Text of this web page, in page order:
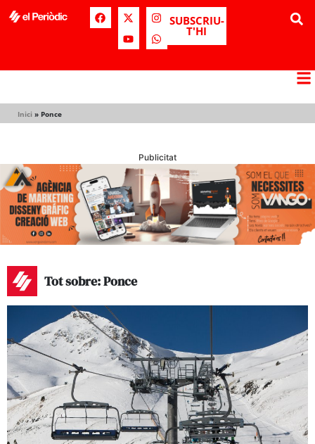
SUBSCRIU-
T'HI
Inici » Ponce
Publicitat
Tot sobre: Ponce